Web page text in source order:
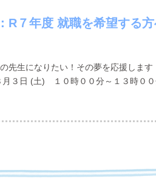
R７年度 就職を希望する
先生になりたい！その夢を応援しま
３日 (土) １０時００分～１３時０